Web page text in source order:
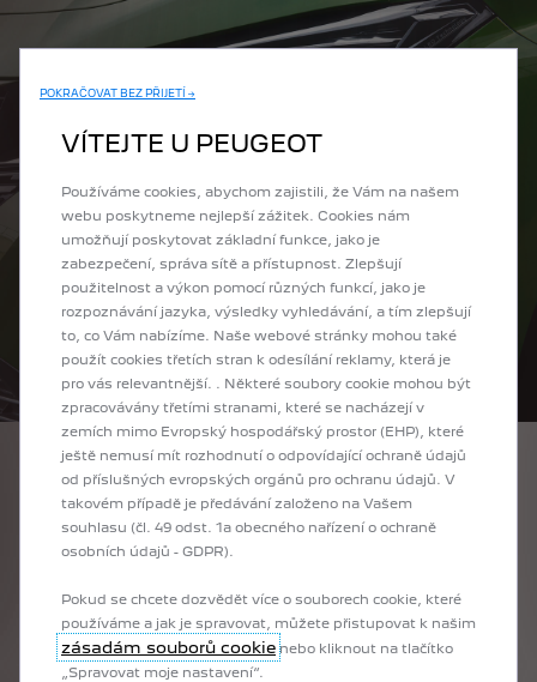
SVĚTLOMETY S FULL
LED TECHNOLOGIÍ
Hatchbacky PEUGEOT jsou vybaveny světlomety s Full LED
V kombinaci s dynamickým předním nárazníkem, LED
mlhovými světly a dynamickými předními LED směrovými
světly dodává tato technologie přední masce styl a
POKRAČOVAT BEZ PŘIJETÍ →
VÍTEJTE U PEUGEOT
Používáme cookies, abychom zajistili, že Vám na našem
webu poskytneme nejlepší zážitek. Cookies nám
umožňují poskytovat základní funkce, jako je
zabezpečení, správa sítě a přístupnost. Zlepšují
použitelnost a výkon pomocí různých funkcí, jako je
rozpoznávání jazyka, výsledky vyhledávání, a tím zlepšují
to, co Vám nabízíme. Naše webové stránky mohou také
použít cookies třetích stran k odesílání reklamy, která je
pro vás relevantnější. . Některé soubory cookie mohou být
zpracovávány třetími stranami, které se nacházejí v
zemích mimo Evropský hospodářský prostor (EHP), které
ještě nemusí mít rozhodnutí o odpovídající ochraně údajů
od příslušných evropských orgánů pro ochranu údajů. V
takovém případě je předávání založeno na Vašem
souhlasu (čl. 49 odst. 1a obecného nařízení o ochraně
osobních údajů - GDPR).
Pokud se chcete dozvědět více o souborech cookie, které
používáme a jak je spravovat, můžete přistupovat k našim
zásadám souborů cookie nebo kliknout na tlačítko
„Spravovat moje nastavení“.